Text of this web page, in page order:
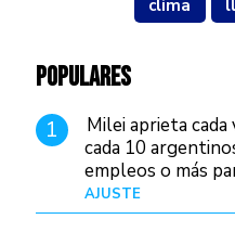
clima
POPULARES
1
Milei aprieta
cada 10
empleos o más
AJUSTE